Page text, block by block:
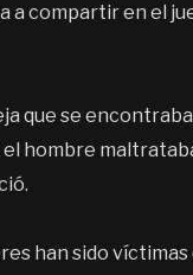
a compartir en el
que se
hombre
han sido